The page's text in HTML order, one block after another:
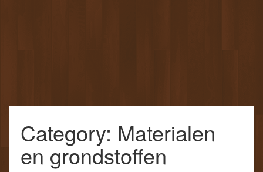
Category: Materialen
en grondstoffen